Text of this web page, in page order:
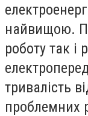
найвищою.
роботу так і
тривалість
проблемних